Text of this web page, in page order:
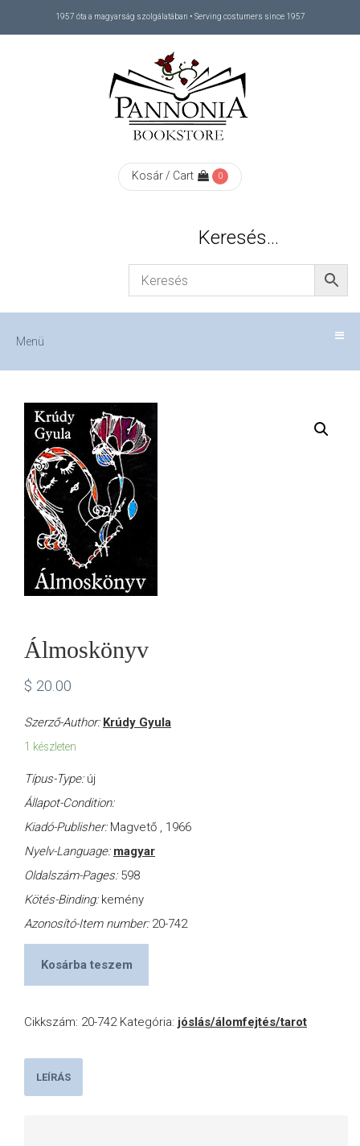
1957 óta a magyarság szolgálatában • Serving costumers since 1957
Kosár / Cart 0
Keresés…
Menü
SHOP
KAPCSOLAT
US
Álmoskönyv
$ 20.00
Szerző-Author: Krúdy Gyula
1 készleten
Típus-Type: új
Állapot-Condition:
Kiadó-Publisher: Magvető , 1966
Nyelv-Language: magyar
Oldalszám-Pages: 598
Kötés-Binding: kemény
Azonosító-Item number: 20-742
Kosárba teszem
Cikkszám: 20-742 Kategória: jóslás/álomfejtés/tarot
LEÍRÁS